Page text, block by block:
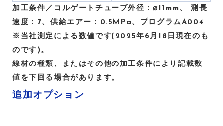
加工条件／コルゲートチューブ外径：⌀11mm、 測長
速度：7、供給エアー：0.5MPa、プログラムA004
※当社測定による数値です(2025年6月18日現在のも
のです)。
線材の種類、またはその他の加工条件により記載数
値を下回る場合があります。
追加オプション